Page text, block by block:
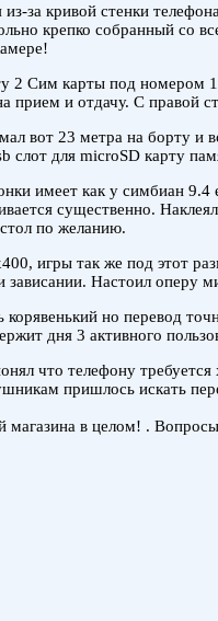
за кривой стенки
крепко собранный со
2 Сим карты под
и отдачу. С правой
вот 23 метра на борту
слот для microSD карту
имеет как у симбиан
существенно.
по желанию.
игры так же под этот
зависании. Настоил
но перевод
дня 3 активного
что телефону
пришлось искать
магазина в целом! .